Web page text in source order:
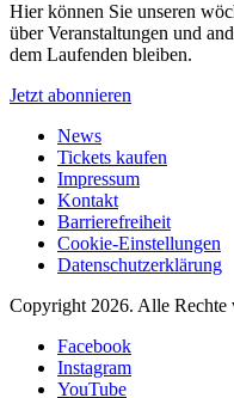
Hier können Sie unseren
über Veranstaltungen und
dem Laufenden bleiben.
Jetzt abonnieren
News
Tickets kaufen
Impressum
Kontakt
Barrierefreiheit
Cookie-Einstellungen
Datenschutzerklärung
Copyright 2026. Alle Rechte
Facebook
Instagram
YouTube